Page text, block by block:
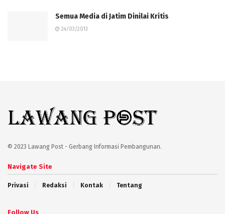
Semua Media di Jatim Dinilai Kritis
24/03/2013
© 2023 Lawang Post - Gerbang Informasi Pembangunan.
Navigate Site
Privasi Redaksi Kontak Tentang
Follow Us